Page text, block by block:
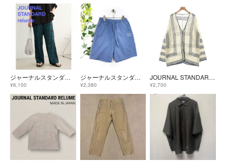
ジャーナルスタンダード レリューム ベリープリントパンツ 美品
¥6,100
ジャーナルスタンダードレリューム ショートパンツ M 青 メンズ ハーフパンツ
¥2,380
JOURNAL STANDARD relume カーディガン M 白 【古着】【中古】【送料無料】
¥2,700